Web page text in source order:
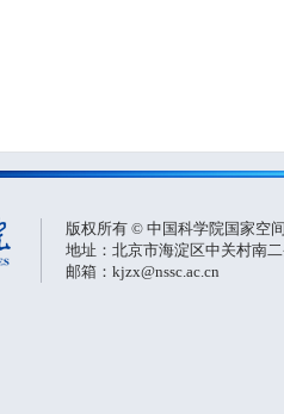
版权所有 © 中国科学院国家空
地址：北京市海淀区中关村南
邮箱：kjzx@nssc.ac.cn